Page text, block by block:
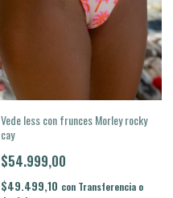
Vede less con frunces Morley rocky
cay
$54.999,00
$49.499,10 con Transferencia o